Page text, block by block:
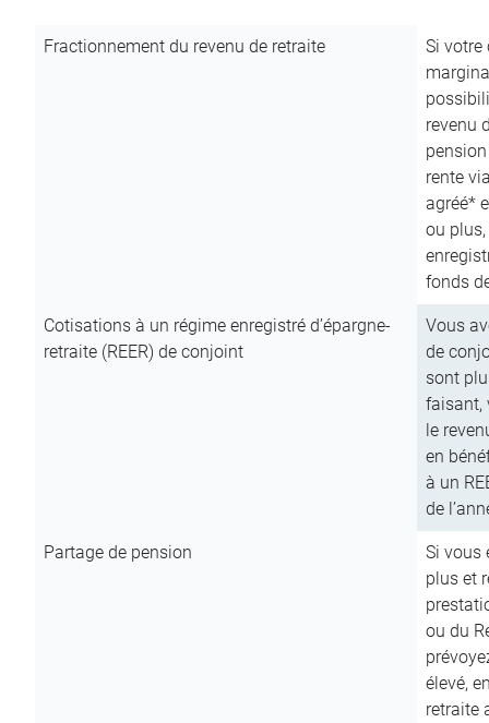
Fractionnement du revenu de retraite
Si votre
revenu
rente
agréé*
ou
fonds
Cotisations à un régime enregistré d’épargne-
retraite (REER) de conjoint
Vous
de
sont
faisant,
le
en
à un
de
Partage de pension
Si vous
plus et
ou du
élevé,
retraite